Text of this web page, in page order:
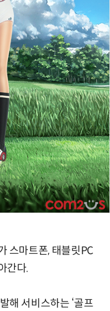
스마트폰, 태블릿PC
간다.
해 서비스하는 ‘골프